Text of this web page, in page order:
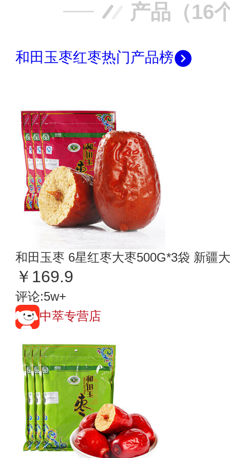
产品（16
和田玉枣红枣热门产品榜
和田玉枣 6星红枣大枣500G*3袋 新疆
￥169.9
评论:5w+
中萃专营店